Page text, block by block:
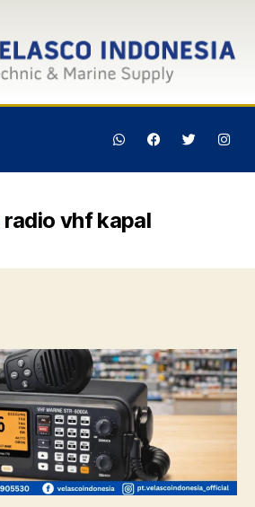
radio vhf kapal